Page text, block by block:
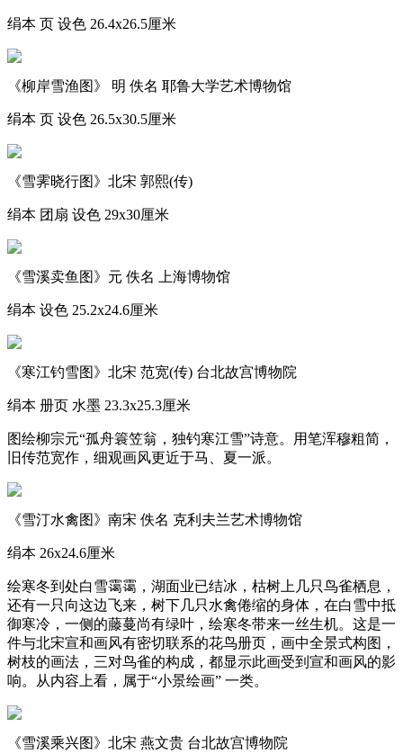
绢本 页 设色 26.4x26.5厘米
《柳岸雪渔图》 明 佚名 耶鲁大学艺术博物馆
绢本 页 设色 26.5x30.5厘米
《雪霁晓行图》北宋 郭熙(传)
绢本 团扇 设色 29x30厘米
《雪溪卖鱼图》元 佚名 上海博物馆
绢本 设色 25.2x24.6厘米
《寒江钓雪图》北宋 范宽(传) 台北故宫博物院
绢本 册页 水墨 23.3x25.3厘米
图绘柳宗元“孤舟簑笠翁，独钓寒江雪”诗意。用笔浑穆粗简，
旧传范宽作，细观画风更近于马、夏一派。
《雪汀水禽图》南宋 佚名 克利夫兰艺术博物馆
绢本 26x24.6厘米
绘寒冬到处白雪霭霭，湖面业已结冰，枯树上几只鸟雀栖息，
还有一只向这边飞来，树下几只水禽倦缩的身体，在白雪中抵
御寒冷，一侧的藤蔓尚有绿叶，绘寒冬带来一丝生机。这是一
件与北宋宣和画风有密切联系的花鸟册页，画中全景式构图，
树枝的画法，三对鸟雀的构成，都显示此画受到宣和画风的影
响。从内容上看，属于“小景绘画” 一类。
《雪溪乘兴图》北宋 燕文贵 台北故宫博物院